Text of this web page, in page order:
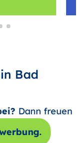
Bad
Dann freuen